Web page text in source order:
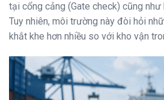
tại cổng cảng (Gate check) cũng như
Tuy nhiên, môi trường này đòi hỏi
khắt khe hơn nhiều so với kho vận